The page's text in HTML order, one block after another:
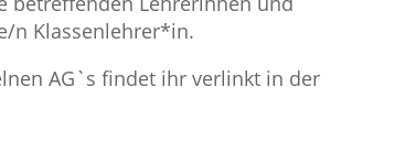
n Klassenlehrer*in.
AG`s findet ihr verlinkt in der